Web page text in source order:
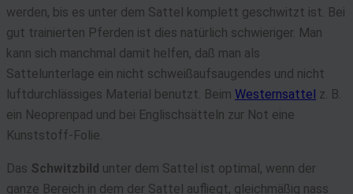
werden, bis es unter dem Sattel komplett geschwitzt ist. Bei
gut trainierten Pferden ist dies natürlich schwieriger. Man
kann sich manchmal damit helfen, daß man als
Sattelunterlage ein nicht schweißaufsaugendes und nicht
luftdurchlässiges Material benutzt. Beim Westernsattel z. B.
ein Neoprenpad und bei Englischsätteln zur Not eine
Kunststoff-Folie.
Das Schwitzbild unter dem Sattel ist optimal, wenn der
ganze Bereich in dem der Sattel aufliegt, gleichmäßig nass